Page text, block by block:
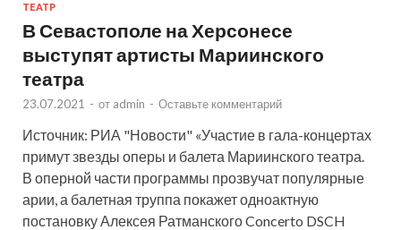
ТЕАТР
В Севастополе на Херсонесе
выступят артисты Мариинского
театра
23.07.2021 - от admin - Оставьте комментарий
Источник: РИА "Новости" «Участие в гала-концертах
примут звезды оперы и балета Мариинского театра.
В оперной части программы прозвучат популярные
арии, а балетная труппа покажет одноактную
постановку Алексея Ратманского Concerto DSCH